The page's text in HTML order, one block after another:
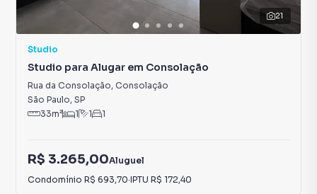
21
Studio
Studio para Alugar em Consolação
Rua da Consolação, Consolação
São Paulo, SP
33m² 1 1 1
R$ 3.265,00Aluguel
Condomínio R$ 693,70·IPTU R$ 172,40